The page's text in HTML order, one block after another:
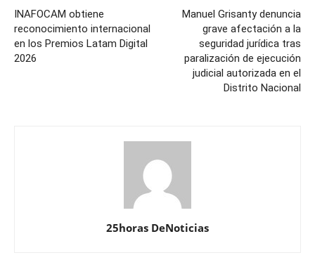
INAFOCAM obtiene
reconocimiento internacional
en los Premios Latam Digital
2026
Manuel Grisanty denuncia
grave afectación a la
seguridad jurídica tras
paralización de ejecución
judicial autorizada en el
Distrito Nacional
25horas DeNoticias